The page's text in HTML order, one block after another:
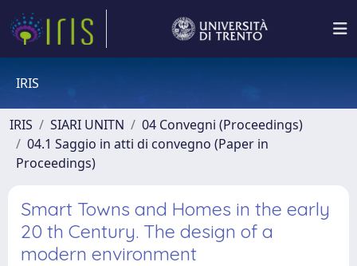
IRIS
IRIS SIARI UNITN
04 Convegni (Proceedings)
04.1 Saggio in atti di convegno (Paper in
Proceedings)
Smart Towns and Homes in the early
20 th Century. The design of a
modern environment